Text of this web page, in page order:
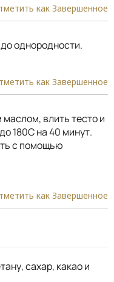
как Завершенное
однородности.
как Завершенное
влить тесто и
180С на 40 минут.
с помощью
как Завершенное
сахар, какао и